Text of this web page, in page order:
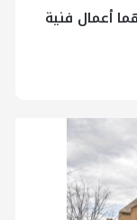
أعمال فنية